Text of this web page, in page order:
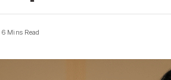
6 Mins Read